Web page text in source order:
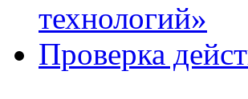
технологий»
Проверка